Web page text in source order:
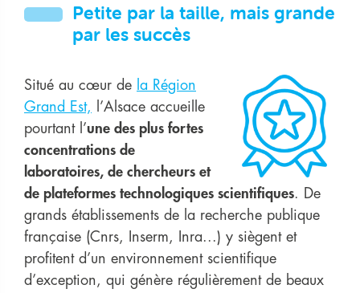
Petite par la taille, mais grande
par les succès
Situé au cœur de la Région
Grand Est,
l’Alsace accueille
pourtant l’une des plus fortes
concentrations de
laboratoires, de chercheurs et
de plateformes technologiques scientifiques. De
grands établissements de la recherche publique
française (Cnrs, Inserm, Inra...) y siègent et
profitent d’un environnement scientifique
d’exception, qui génère régulièrement de beaux